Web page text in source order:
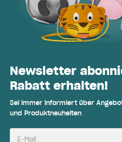
Newsletter
Rabatt erhalten!
Sei immer informiert über
und Produktneuheiten
E-Mail